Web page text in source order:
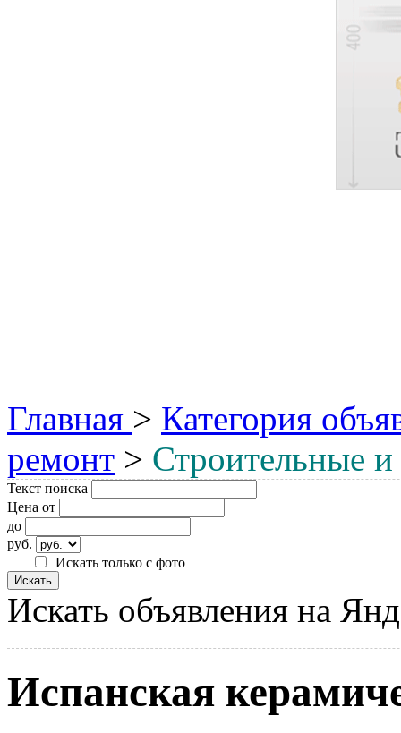
Главная > Категория
ремонт > Строительные
Текст поиска
Цена от
до
руб.
Искать только с фото
Искать объявления на
Испанская